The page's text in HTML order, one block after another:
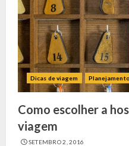
Dicas de viagem
Como escolher a
viagem
SETEMBRO 2, 2016